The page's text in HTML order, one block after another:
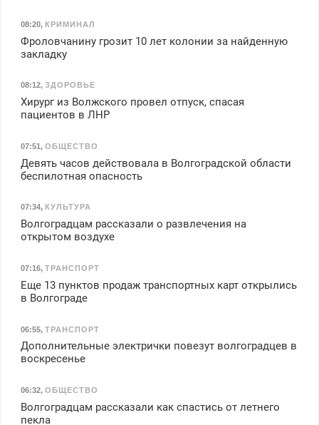
08:20, КРИМИНАЛ
Фроловчанину грозит 10 лет колонии за найденную
закладку
08:12, ЗДОРОВЬЕ
Хирург из Волжского провел отпуск, спасая
пациентов в ЛНР
07:51, ОБЩЕСТВО
Девять часов действовала в Волгоградской области
беспилотная опасность
07:34, КУЛЬТУРА
Волгоградцам рассказали о развлечения на
открытом воздухе
07:16, ТРАНСПОРТ
Еще 13 пунктов продаж транспортных карт открылись
в Волгограде
06:55, ТРАНСПОРТ
Дополнительные электрички повезут волгоградцев в
воскресенье
06:32, ОБЩЕСТВО
Волгоградцам рассказали как спастись от летнего
пекла